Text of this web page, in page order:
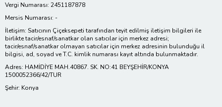
Vergi Numarası: 2451187878
Mersis Numarası: -
İletişim: Satıcının Çiçeksepeti tarafından teyit edilmiş iletişim bilgileri ile
birlikte tacir/esnaf/sanatkar olan satıcılar için merkez adresi;
tacir/esnaf/sanatkar olmayan satıcılar için merkez adresinin bulunduğu il
bilgisi, ad, soyad ve T.C. kimlik numarası kayıt altında bulunmaktadır.
Adres: HAMİDİYE MAH.40867. SK. NO:41 BEYŞEHİR/KONYA
1500052366/42/TUR
Şehir: Konya